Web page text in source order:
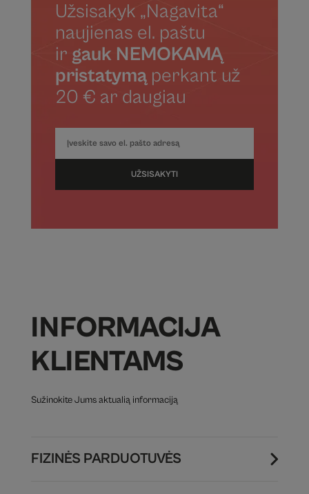
Užsisakyk „Nagavita“
naujienas el. paštu
ir gauk NEMOKAMĄ
pristatymąperkant už
20 € ar daugiau
UŽSISAKYTI
INFORMACIJA
KLIENTAMS
Sužinokite Jums aktualią informaciją
FIZINĖS PARDUOTUVĖS